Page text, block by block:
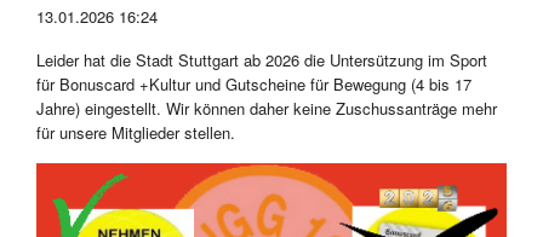
13.01.2026 16:24
Leider hat die Stadt Stuttgart ab 2026 die Untersützung im Sport
für Bonuscard +Kultur und Gutscheine für Bewegung (4 bis 17
Jahre) eingestellt. Wir können daher keine Zuschussanträge mehr
für unsere Mitglieder stellen.